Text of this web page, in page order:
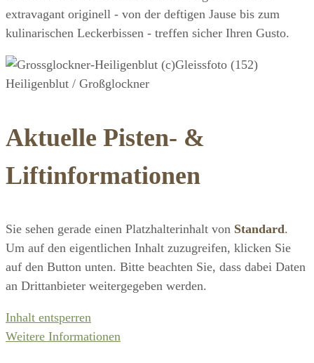
extravagant originell - von der deftigen Jause bis zum
kulinarischen Leckerbissen - treffen sicher Ihren Gusto.
Heiligenblut / Großglockner
Aktuelle Pisten- &
Liftinformationen
Sie sehen gerade einen Platzhalterinhalt von Standard.
Um auf den eigentlichen Inhalt zuzugreifen, klicken Sie
auf den Button unten. Bitte beachten Sie, dass dabei Daten
an Drittanbieter weitergegeben werden.
Inhalt entsperren
Weitere Informationen